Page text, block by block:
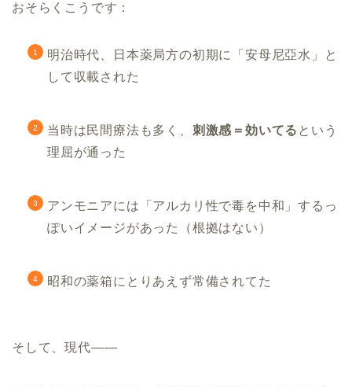
おそらくこうです：
明治時代、日本薬局方の初期に「安母尼亞水」と
して収載された
当時は民間療法も多く、 刺激感＝効いてる という
理屈が通った
アンモニアには「アルカリ性で毒を中和」するっ
ぽいイメージがあった（根拠はない）
昭和の薬箱にとりあえず常備されてた
そして、現代――